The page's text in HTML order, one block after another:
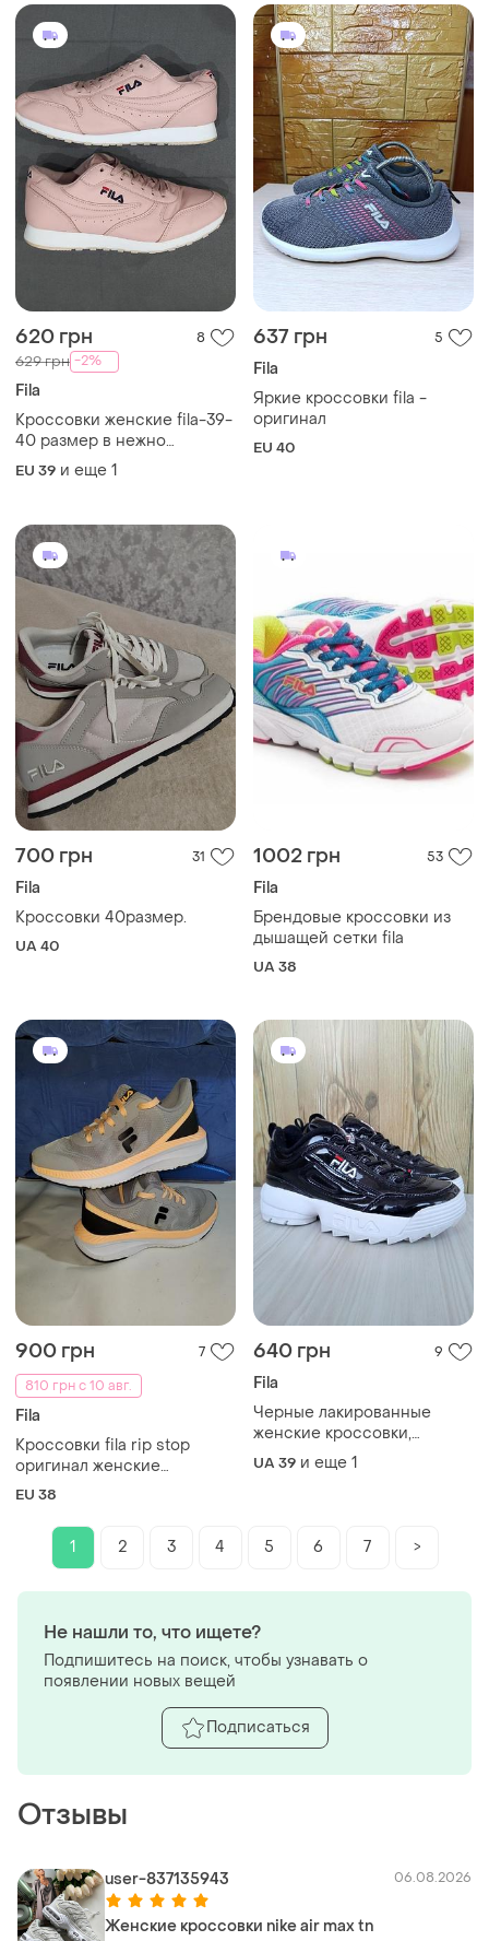
620 грн 8
629 грн -2%
Fila
Кроссовки женские fila-39-
40 размер в нежно
розовом цвете
EU 39 и еще 1
637 грн 5
Fila
Яркие кроссовки fila -
оригинал
EU 40
700 грн 31
Fila
Кроссовки 40размер.
UA 40
1002 грн 53
Fila
Брендовые кроссовки из
дышащей сетки fila
UA 38
900 грн
7
810 грн с 10 авг.
Fila
Кроссовки fila rip stop
оригинал женские
спортивные
EU 38
640 грн 9
Fila
Черные лакированные
женские кроссовки,
удобные кеды fila на
платформе, лето деми, р.
UA 39 и еще 1
1 2 3 4 5 6 7 >
Отзывы
user-837135943 06.08.2026
Женские кроссовки nike air max tn
Не нашли то, что ищете?
Подпишитесь на поиск, чтобы узнавать о
появлении новых вещей
Подписаться